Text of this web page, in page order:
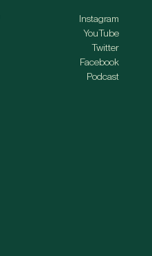
Instagram
YouTube
Twitter
Facebook
Podcast